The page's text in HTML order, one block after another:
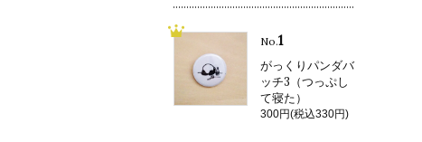
No.1
がっくりパンダバ
ッチ3（つっぷし
て寝た）
300円(税込330円)